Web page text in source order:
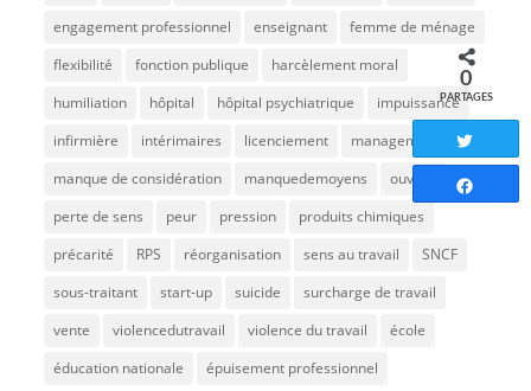
engagement professionnel
enseignant
femme de ménage
flexibilité
fonction publique
harcèlement moral
humiliation
hôpital hôpital psychiatrique
impuissance
infirmière
intérimaires licenciement
management
manque de considération
manquedemoyens
ouvrier
perte de sens
peur pression
produits chimiques
précarité
RPS réorganisation sens au travail
SNCF
sous-traitant
start-up suicide
surcharge de travail
vente
violencedutravail violence du travail
école
éducation nationale
épuisement professionnel
0
PARTAGES